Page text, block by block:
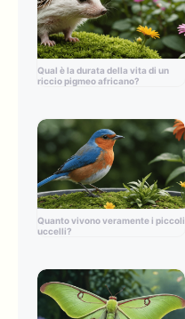
Qual è la durata della vita di un
riccio pigmeo africano?
Quanto vivono veramente i piccoli
uccelli?